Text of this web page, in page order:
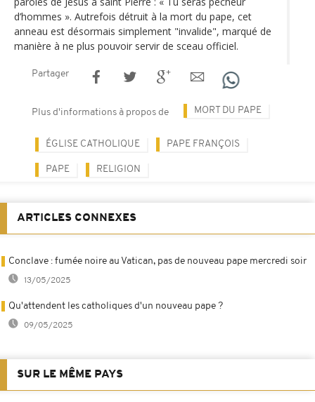
d’hommes ». Autrefois détruit à la mort du pape, cet
anneau est désormais simplement "invalide", marqué de
manière à ne plus pouvoir servir de sceau officiel.
Partager
Plus d'informations à propos de MORT DU PAPE
ÉGLISE CATHOLIQUE PAPE FRANÇOIS
PAPE RELIGION
ARTICLES CONNEXES
Conclave : fumée noire au Vatican, pas de nouveau pape mercredi soir
13/05/2025
Qu'attendent les catholiques d'un nouveau pape ?
09/05/2025
SUR LE MÊME PAYS